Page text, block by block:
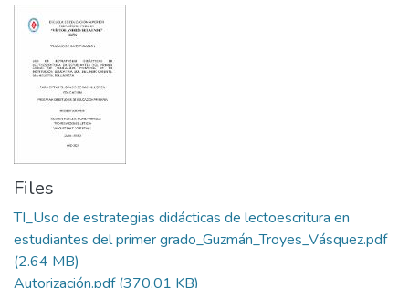
Files
TI_Uso de estrategias didácticas de lectoescritura en
estudiantes del primer grado_Guzmán_Troyes_Vásquez.pdf
(2.64 MB)
Autorización.pdf(370.01 KB)